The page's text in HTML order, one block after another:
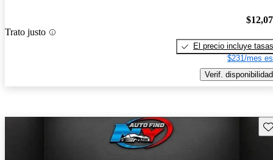
Trato justo
El precio incluye tasas
$231/mes
Verif. disponibilidad